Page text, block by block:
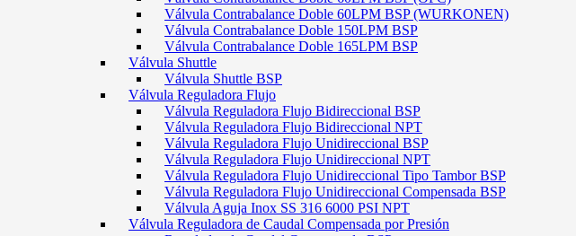
Válvula Contrabalance Doble 60LPM BSP (WURKONEN)
Válvula Contrabalance Doble 150LPM BSP
Válvula Contrabalance Doble 165LPM BSP
Válvula Shuttle
Válvula Shuttle BSP
Válvula Reguladora Flujo
Válvula Reguladora Flujo Bidireccional BSP
Válvula Reguladora Flujo Bidireccional NPT
Válvula Reguladora Flujo Unidireccional BSP
Válvula Reguladora Flujo Unidireccional NPT
Válvula Reguladora Flujo Unidireccional Tipo Tambor BSP
Válvula Reguladora Flujo Unidireccional Compensada BSP
Válvula Aguja Inox SS 316 6000 PSI NPT
Válvula Reguladora de Caudal Compensada por Presión